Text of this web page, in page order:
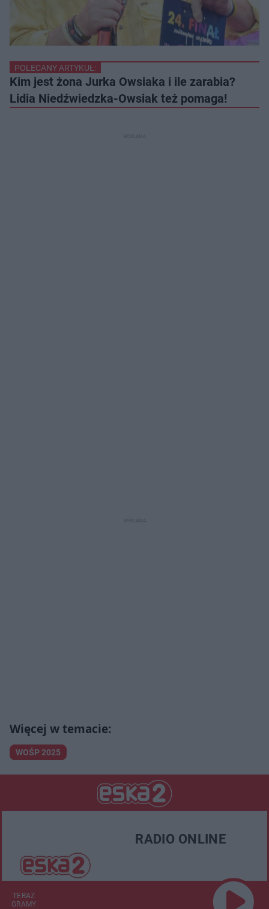
POLECANY ARTYKUŁ:
Kim jest żona Jurka Owsiaka i ile zarabia?
Lidia Niedźwiedzka-Owsiak też pomaga!
WOŚP 2025
RADIO ONLINE
TERAZ
GRAMY